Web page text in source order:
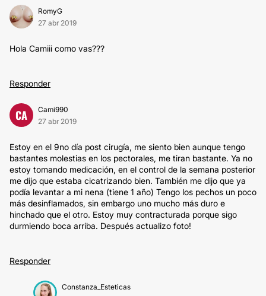
RomyG
27 abr 2019
Hola Camiii como vas???
Responder
CA
Cami990
27 abr 2019
Estoy en el 9no día post cirugía, me siento bien aunque tengo
bastantes molestias en los pectorales, me tiran bastante. Ya no
estoy tomando medicación, en el control de la semana posterior
me dijo que estaba cicatrizando bien. También me dijo que ya
podía levantar a mi nena (tiene 1 año) Tengo los pechos un poco
más desinflamados, sin embargo uno mucho más duro e
hinchado que el otro. Estoy muy contracturada porque sigo
durmiendo boca arriba. Después actualizo foto!
Responder
Constanza_Esteticas